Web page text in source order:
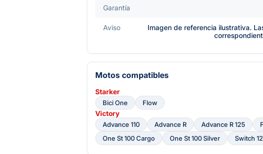
Garantía
Aviso
Imagen de referencia ilustrativa.
Motos compatibles
Starker
Bici One Flow
Victory
Advance 110 Advance R Advance R 125
One St 100 Cargo
One St 100 Silver Switch